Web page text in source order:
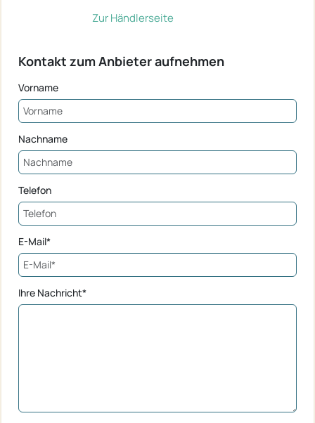
Zur Händlerseite
Kontakt zum Anbieter aufnehmen
Vorname
Nachname
Telefon
E-Mail*
Ihre Nachricht*